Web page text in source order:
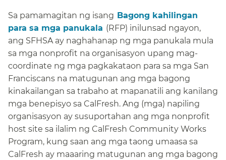
Sa pamamagitan ng isang​​ Bagong kahilingan
para sa mga panukala​​ (RFP) inilunsad ngayon,
ang SFHSA ay naghahanap ng mga panukala mula
sa mga nonprofit na organisasyon upang mag-
coordinate ng mga pagkakataon para sa mga San
Franciscans na matugunan ang mga bagong
kinakailangan sa trabaho at mapanatili ang kanilang
mga benepisyo sa CalFresh. Ang (mga) napiling
organisasyon ay susuportahan ang mga nonprofit
host site sa ilalim ng CalFresh Community Works
Program, kung saan ang mga taong umaasa sa
CalFresh ay maaaring matugunan ang mga bagong